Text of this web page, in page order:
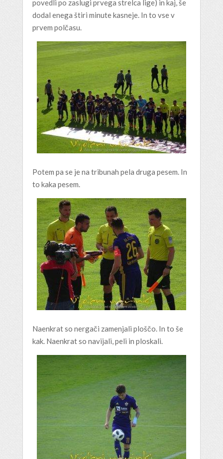
povedli po zaslugi prvega strelca lige) in kaj, še
dodal enega štiri minute kasneje. In to vse v
prvem polčasu.
Potem pa se je na tribunah pela druga pesem. In
to kaka pesem.
Naenkrat so nergači zamenjali ploščo. In to še
kak. Naenkrat so navijali, peli in ploskali.